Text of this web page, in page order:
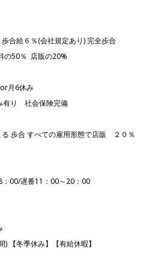
合給６％(会社規定あり) 完全歩合
の50％ 店販の20%
月6休み
有り 社会保険完備
歩合 すべての雇用形態で店販 ２０％
00/遅番11：00～20：00
間) 【冬季休み】【有給休暇】